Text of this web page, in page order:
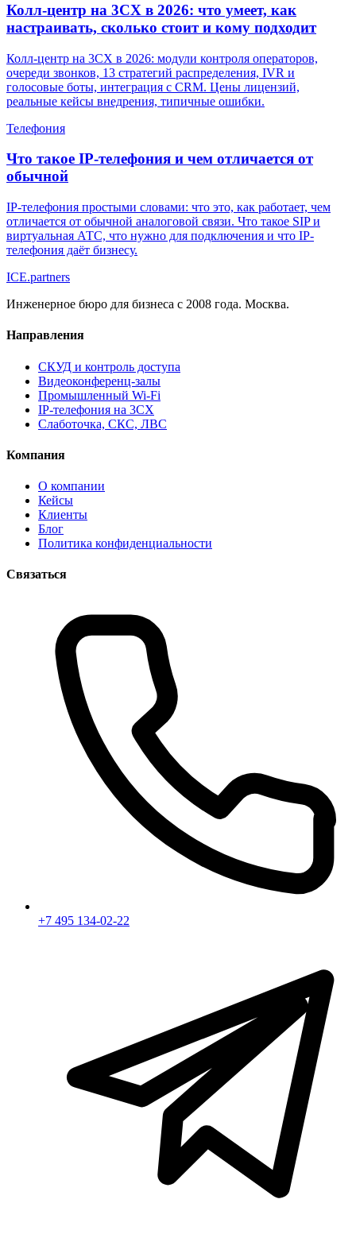
Колл-центр на 3CX в 2026: что умеет, как
настраивать, сколько стоит и кому подходит
Колл-центр на 3CX в 2026: модули контроля операторов,
очереди звонков, 13 стратегий распределения, IVR и
голосовые боты, интеграция с CRM. Цены лицензий,
реальные кейсы внедрения, типичные ошибки.
Телефония
Что такое IP-телефония и чем отличается от
обычной
IP-телефония простыми словами: что это, как работает, чем
отличается от обычной аналоговой связи. Что такое SIP и
виртуальная АТС, что нужно для подключения и что IP-
телефония даёт бизнесу.
ICE.partners
Инженерное бюро для бизнеса с 2008 года. Москва.
Направления
СКУД и контроль доступа
Видеоконференц-залы
Промышленный Wi-Fi
IP-телефония на 3CX
Слаботочка, СКС, ЛВС
Компания
О компании
Кейсы
Клиенты
Блог
Политика конфиденциальности
Связаться
+7 495 134-02-22